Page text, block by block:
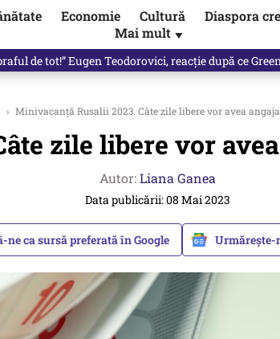
Economie Cultură Diaspora
Mai mult ▼
și viitorul său politic / video
› Minivacanţă Rusalii 2023. Câte zile libere vor avea
zile libere vor
Autor:Liana Ganea
Data publicării: 08 Mai 2023
ne ca sursă preferată în Google Urmărește-